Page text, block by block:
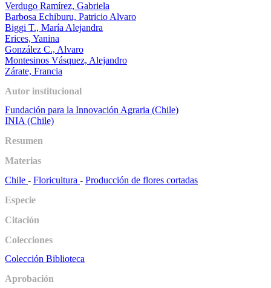
Verdugo Ramírez, Gabriela
Barbosa Echiburu, Patricio Alvaro
Biggi T., María Alejandra
Erices, Yanina
González C., Alvaro
Montesinos Vásquez, Alejandro
Zárate, Francia
Autor institucional
Fundación para la Innovación Agraria (Chile)
INIA (Chile)
Resumen
Materias
Chile - Floricultura - Producción de flores cortadas
Especie
Citación
Colecciones
Colección Biblioteca
Aprobación